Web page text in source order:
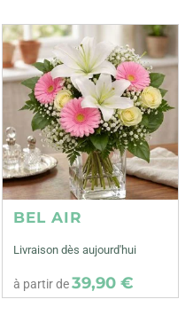
BEL AIR
Livraison dès aujourd'hui
à partir de39,90 €